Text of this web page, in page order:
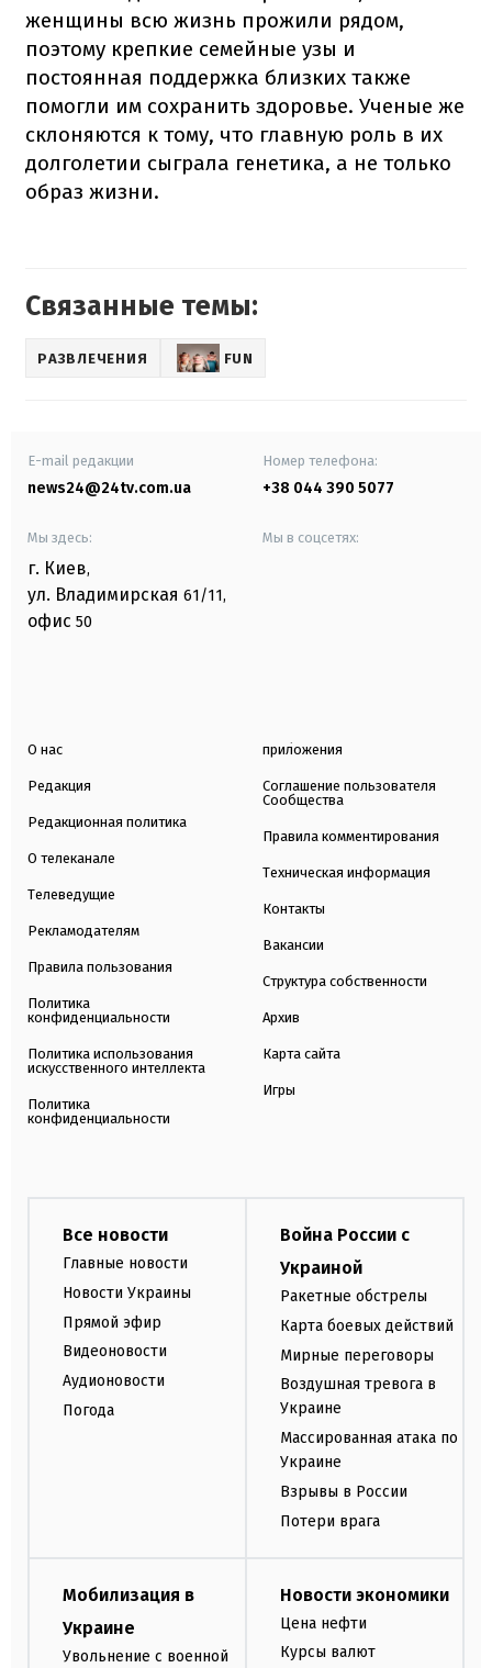
женщины всю жизнь прожили рядом,
поэтому крепкие семейные узы и
постоянная поддержка близких также
помогли им сохранить здоровье. Ученые же
склоняются к тому, что главную роль в их
долголетии сыграла генетика, а не только
образ жизни.
Связанные темы:
РАЗВЛЕЧЕНИЯ FUN
E-mail редакции
news24@24tv.com.ua
Номер телефона:
+38 044 390 5077
Мы здесь:
г. Киев,
ул. Владимирская 61/11,
офис 50
Мы в соцсетях:
О нас
Редакция
Редакционная политика
О телеканале
Телеведущие
Рекламодателям
Правила пользования
Политика
конфиденциальности
Политика использования
искусственного интеллекта
Политика
конфиденциальности
приложения
Соглашение пользователя
Сообщества
Правила комментирования
Техническая информация
Контакты
Вакансии
Структура собственности
Архив
Карта сайта
Игры
Все новости
Главные новости
Новости Украины
Прямой эфир
Видеоновости
Аудионовости
Погода
Война России с
Украиной
Ракетные обстрелы
Карта боевых действий
Мирные переговоры
Воздушная тревога в
Украине
Массированная атака по
Украине
Взрывы в России
Потери врага
Мобилизация в
Украине
Увольнение с военной
Новости экономики
Цена нефти
Курсы валют